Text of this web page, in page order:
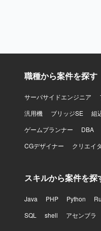
職種から案件を探す
サーバサイドエンジニア
汎用機
ブリッジSE 組
ゲームプランナー
DBA
CGデザイナー
クリエイ
スキルから案件を探
Java PHP Python
SQL
shell アセンブラ